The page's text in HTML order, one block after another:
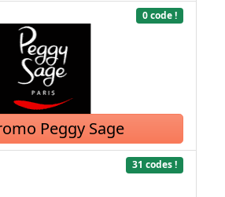
0 code !
Peggy Sage
31 codes !